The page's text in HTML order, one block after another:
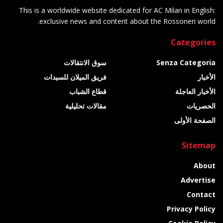
This is a worldwide website dedicated for AC Milan in English:
exclusive news and content about the Rossoneri world.
Categories
Senza Categoria
الأخبار
الأخبار العاجلة
الحصريات
الصفحة الأولى
سوق الانتقالات
فريق الميلان للسيدات
قطاع الشباب
مقالات تحليلية
Sitemap
About
Advertise
Contact
Privacy Policy